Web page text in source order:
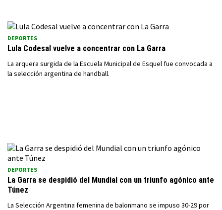
DEPORTES
Lula Codesal vuelve a concentrar con La Garra
La arquera surgida de la Escuela Municipal de Esquel fue convocada a
la selección argentina de handball.
DEPORTES
La Garra se despidió del Mundial con un triunfo agónico ante
Túnez
La Selección Argentina femenina de balonmano se impuso 30-29 por